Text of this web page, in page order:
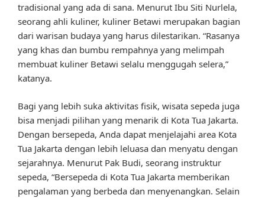
tradisional yang ada di sana. Menurut Ibu Siti Nurlela,
seorang ahli kuliner, kuliner Betawi merupakan bagian
dari warisan budaya yang harus dilestarikan. “Rasanya
yang khas dan bumbu rempahnya yang melimpah
membuat kuliner Betawi selalu menggugah selera,”
katanya.
Bagi yang lebih suka aktivitas fisik, wisata sepeda juga
bisa menjadi pilihan yang menarik di Kota Tua Jakarta.
Dengan bersepeda, Anda dapat menjelajahi area Kota
Tua Jakarta dengan lebih leluasa dan menyatu dengan
sejarahnya. Menurut Pak Budi, seorang instruktur
sepeda, “Bersepeda di Kota Tua Jakarta memberikan
pengalaman yang berbeda dan menyenangkan. Selain